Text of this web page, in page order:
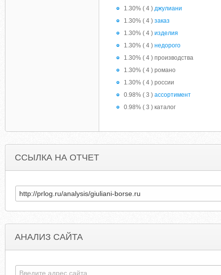
1.30% ( 4 ) джулиани
1.30% ( 4 ) заказ
1.30% ( 4 ) изделия
1.30% ( 4 ) недорого
1.30% ( 4 ) производства
1.30% ( 4 ) романо
1.30% ( 4 ) россии
0.98% ( 3 ) ассортимент
0.98% ( 3 ) каталог
ССЫЛКА НА ОТЧЕТ
АНАЛИЗ САЙТА